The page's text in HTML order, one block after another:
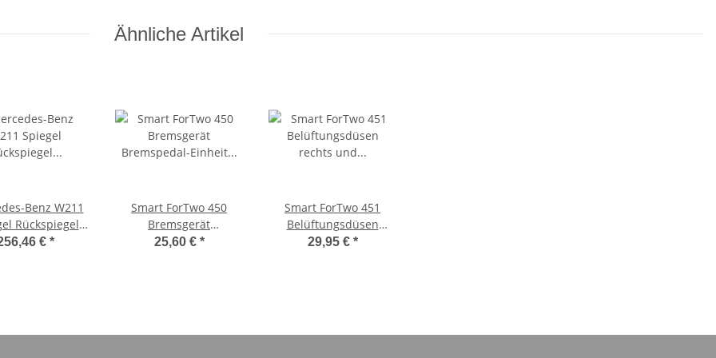
Ähnliche Artikel
Benz W211
Rückspiegel
€ *
Smart ForTwo 450
Bremsgerät
Bremspedal-Einheit
25,60 € *
Smart ForTwo 451
Belüftungsdüsen
rechts und links für
29,95 € *